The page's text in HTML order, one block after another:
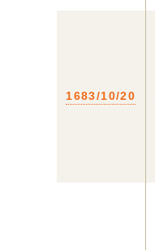
1683/10/20